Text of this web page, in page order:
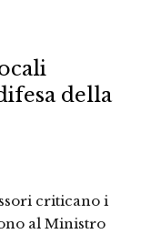
della
criticano i
al Ministro